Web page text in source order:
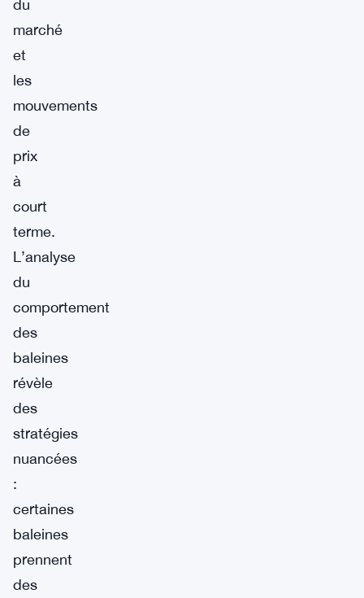
du
marché
et
les
mouvements
de
prix
à
court
terme.
L’analyse
du
comportement
des
baleines
révèle
des
stratégies
nuancées
:
certaines
baleines
prennent
des